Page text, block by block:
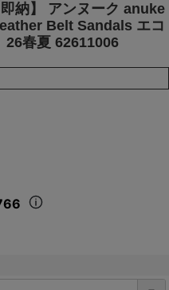
即納】 アンヌーク anuke
Belt Sandals エコ
26春夏 62611006